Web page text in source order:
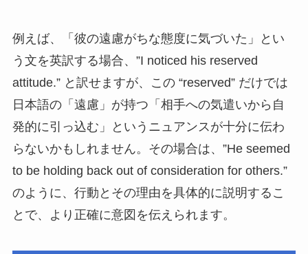
例えば、「彼の遠慮がちな態度に気づいた」とい
う文を英訳する場合、”I noticed his reserved
attitude.” と訳せますが、この “reserved” だけでは
日本語の「遠慮」が持つ「相手への気遣いから自
発的に引っ込む」というニュアンスが十分に伝わ
らないかもしれません。その場合は、”He seemed
to be holding back out of consideration for others.”
のように、行動とその理由を具体的に説明するこ
とで、より正確に意図を伝えられます。